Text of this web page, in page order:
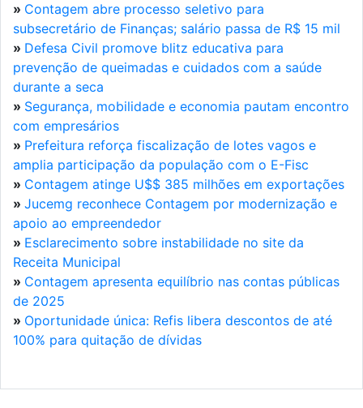
» Contagem abre processo seletivo para
subsecretário de Finanças; salário passa de R$ 15 mil
» Defesa Civil promove blitz educativa para
prevenção de queimadas e cuidados com a saúde
durante a seca
» Segurança, mobilidade e economia pautam encontro
com empresários
» Prefeitura reforça fiscalização de lotes vagos e
amplia participação da população com o E-Fisc
» Contagem atinge U$$ 385 milhões em exportações
» Jucemg reconhece Contagem por modernização e
apoio ao empreendedor
» Esclarecimento sobre instabilidade no site da
Receita Municipal
» Contagem apresenta equilíbrio nas contas públicas
de 2025
» Oportunidade única: Refis libera descontos de até
100% para quitação de dívidas